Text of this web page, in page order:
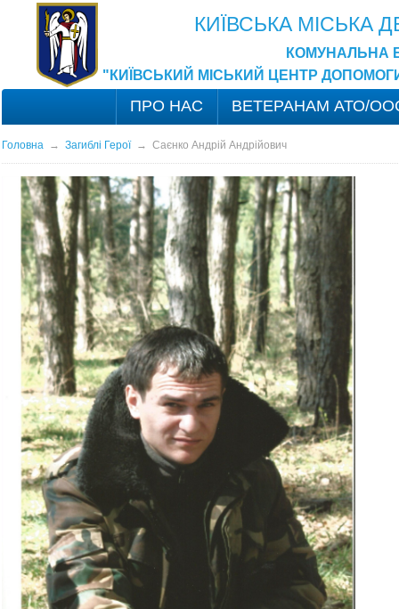
КИЇВСЬКА МІСЬКА
КОМУНАЛЬНА
"КИЇВСЬКИЙ МІСЬКИЙ ЦЕНТР
ПРО НАС ВЕТЕРАНАМ АТО/
Головна→ Загиблі Герої→ Саєнко Андрій Андрійович